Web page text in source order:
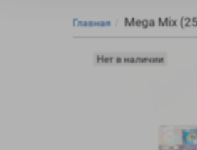
Главная Mega Mix
Нет в наличии